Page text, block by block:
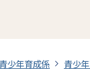
青少年育成係 青少